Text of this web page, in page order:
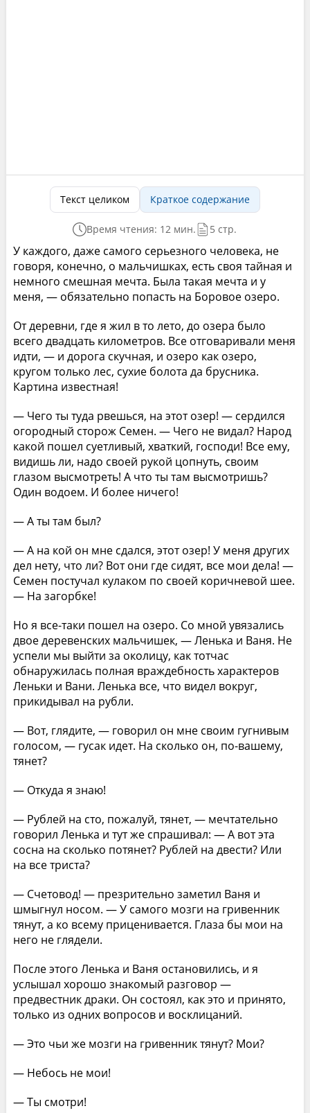
Текст целиком Краткое содержание
Время чтения: 12 мин. 5 стр.
У каждого, даже самого серьезного человека, не
говоря, конечно, о мальчишках, есть своя тайная и
немного смешная мечта. Была такая мечта и у
меня, — обязательно попасть на Боровое озеро.
От деревни, где я жил в то лето, до озера было
всего двадцать километров. Все отговаривали меня
идти, — и дорога скучная, и озеро как озеро,
кругом только лес, сухие болота да брусника.
Картина известная!
— Чего ты туда рвешься, на этот озер! — сердился
огородный сторож Семен. — Чего не видал? Народ
какой пошел суетливый, хваткий, господи! Все ему,
видишь ли, надо своей рукой цопнуть, своим
глазом высмотреть! А что ты там высмотришь?
Один водоем. И более ничего!
— А ты там был?
— А на кой он мне сдался, этот озер! У меня других
дел нету, что ли? Вот они где сидят, все мои дела! —
Семен постучал кулаком по своей коричневой шее.
— На загорбке!
Но я все-таки пошел на озеро. Со мной увязались
двое деревенских мальчишек, — Ленька и Ваня. Не
успели мы выйти за околицу, как тотчас
обнаружилась полная враждебность характеров
Леньки и Вани. Ленька все, что видел вокруг,
прикидывал на рубли.
— Вот, глядите, — говорил он мне своим гугнивым
голосом, — гусак идет. На сколько он, по-вашему,
тянет?
— Откуда я знаю!
— Рублей на сто, пожалуй, тянет, — мечтательно
говорил Ленька и тут же спрашивал: — А вот эта
сосна на сколько потянет? Рублей на двести? Или
на все триста?
— Счетовод! — презрительно заметил Ваня и
шмыгнул носом. — У самого мозги на гривенник
тянут, а ко всему приценивается. Глаза бы мои на
него не глядели.
После этого Ленька и Ваня остановились, и я
услышал хорошо знакомый разговор —
предвестник драки. Он состоял, как это и принято,
только из одних вопросов и восклицаний.
— Это чьи же мозги на гривенник тянут? Мои?
— Небось не мои!
— Ты смотри!